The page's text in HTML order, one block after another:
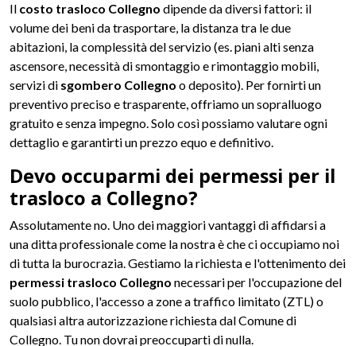
Il costo trasloco Collegno dipende da diversi fattori: il
volume dei beni da trasportare, la distanza tra le due
abitazioni, la complessità del servizio (es. piani alti senza
ascensore, necessità di smontaggio e rimontaggio mobili,
servizi di sgombero Collegno o deposito). Per fornirti un
preventivo preciso e trasparente, offriamo un sopralluogo
gratuito e senza impegno. Solo così possiamo valutare ogni
dettaglio e garantirti un prezzo equo e definitivo.
Devo occuparmi dei permessi per il
trasloco a Collegno?
Assolutamente no. Uno dei maggiori vantaggi di affidarsi a
una ditta professionale come la nostra è che ci occupiamo noi
di tutta la burocrazia. Gestiamo la richiesta e l'ottenimento dei
permessi trasloco Collegno necessari per l'occupazione del
suolo pubblico, l'accesso a zone a traffico limitato (ZTL) o
qualsiasi altra autorizzazione richiesta dal Comune di
Collegno. Tu non dovrai preoccuparti di nulla.